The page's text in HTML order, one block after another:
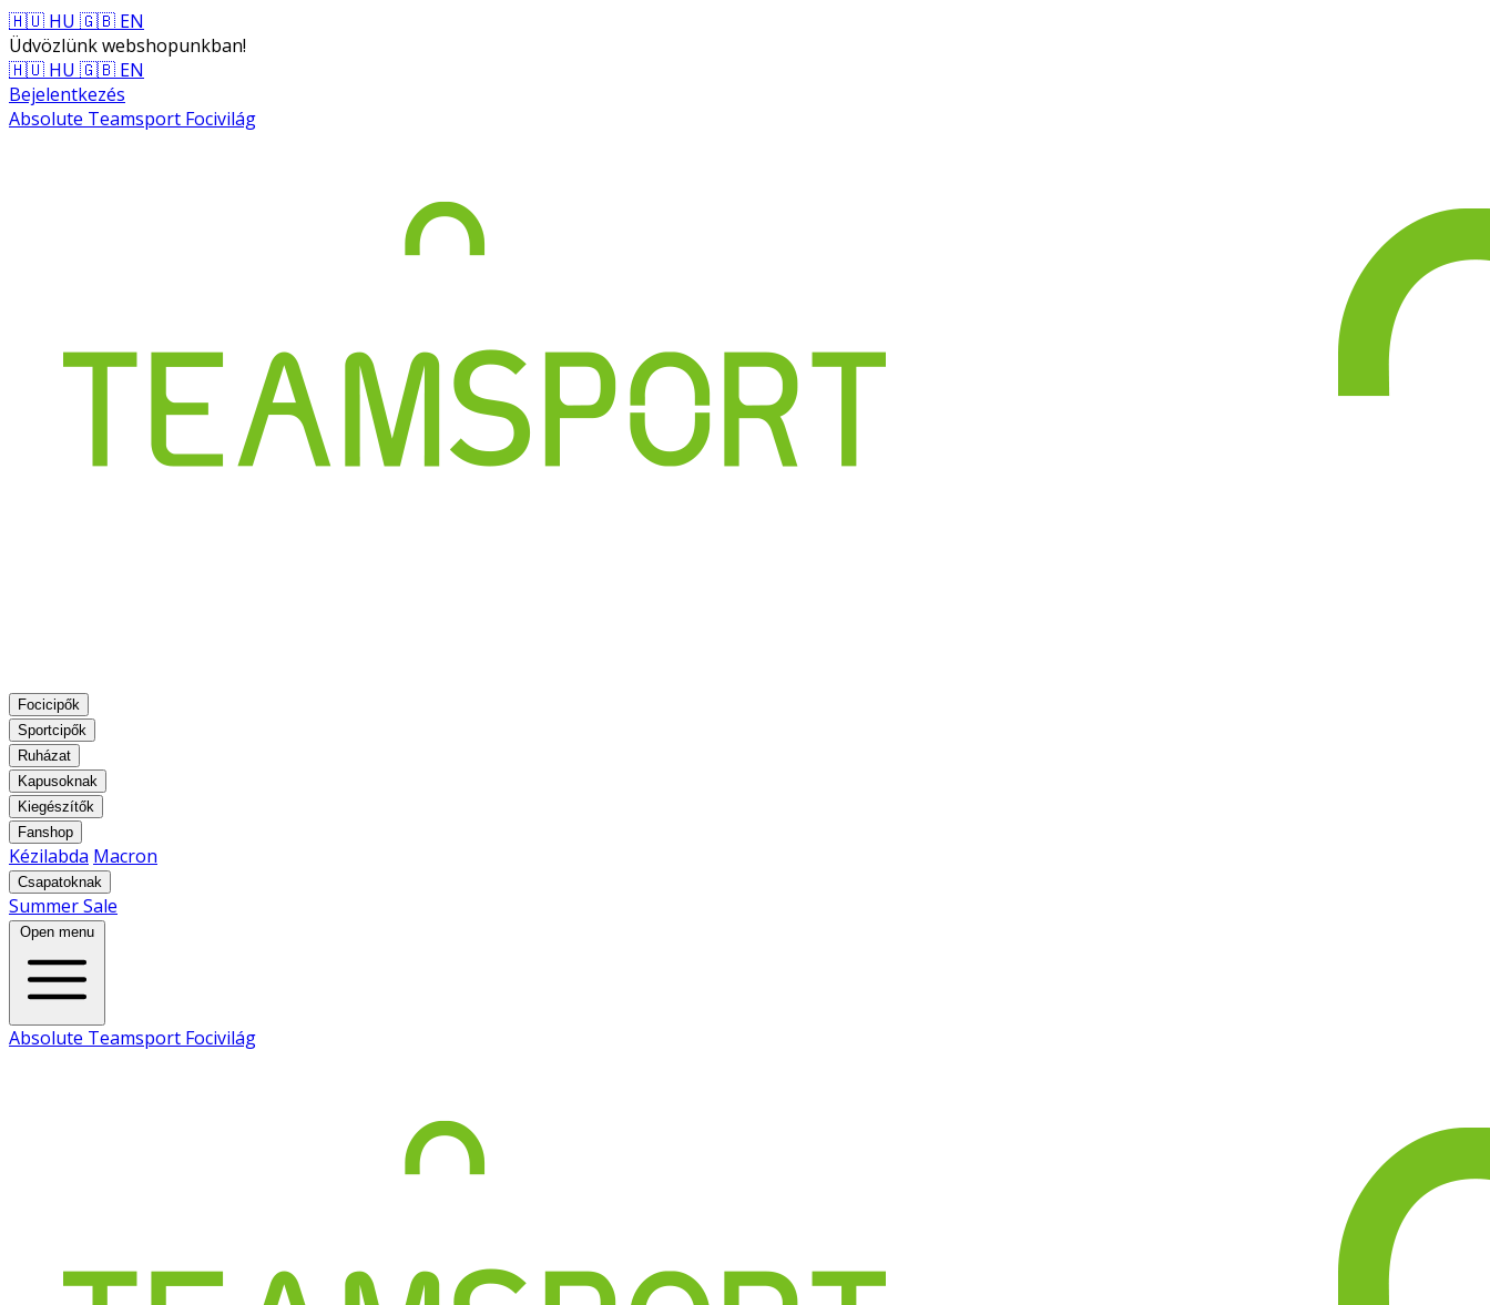
🇭🇺 HU 🇬🇧 EN
Üdvözlünk webshopunkban!
🇭🇺 HU 🇬🇧 EN
Bejelentkezés
Absolute Teamsport Focivilág
Focicipők
Sportcipők
Ruházat
Kapusoknak
Kiegészítők
Fanshop
Kézilabda Macron
Csapatoknak
Summer Sale
Open menu
Absolute Teamsport Focivilág